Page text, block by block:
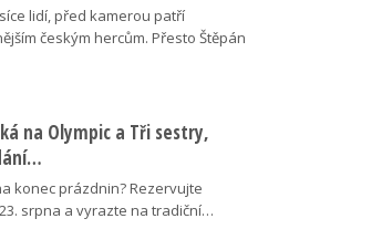
lidí, před kamerou patří
českým hercům. Přesto Štěpán
na Olympic a Tři sestry,
konec prázdnin? Rezervujte
srpna a vyrazte na tradiční…